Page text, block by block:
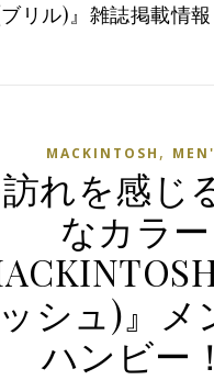
ブリル)』雑誌掲載情報
MACKINTOSH ,
れを感じ
なカラー
シュ)』メ
ハンビー！